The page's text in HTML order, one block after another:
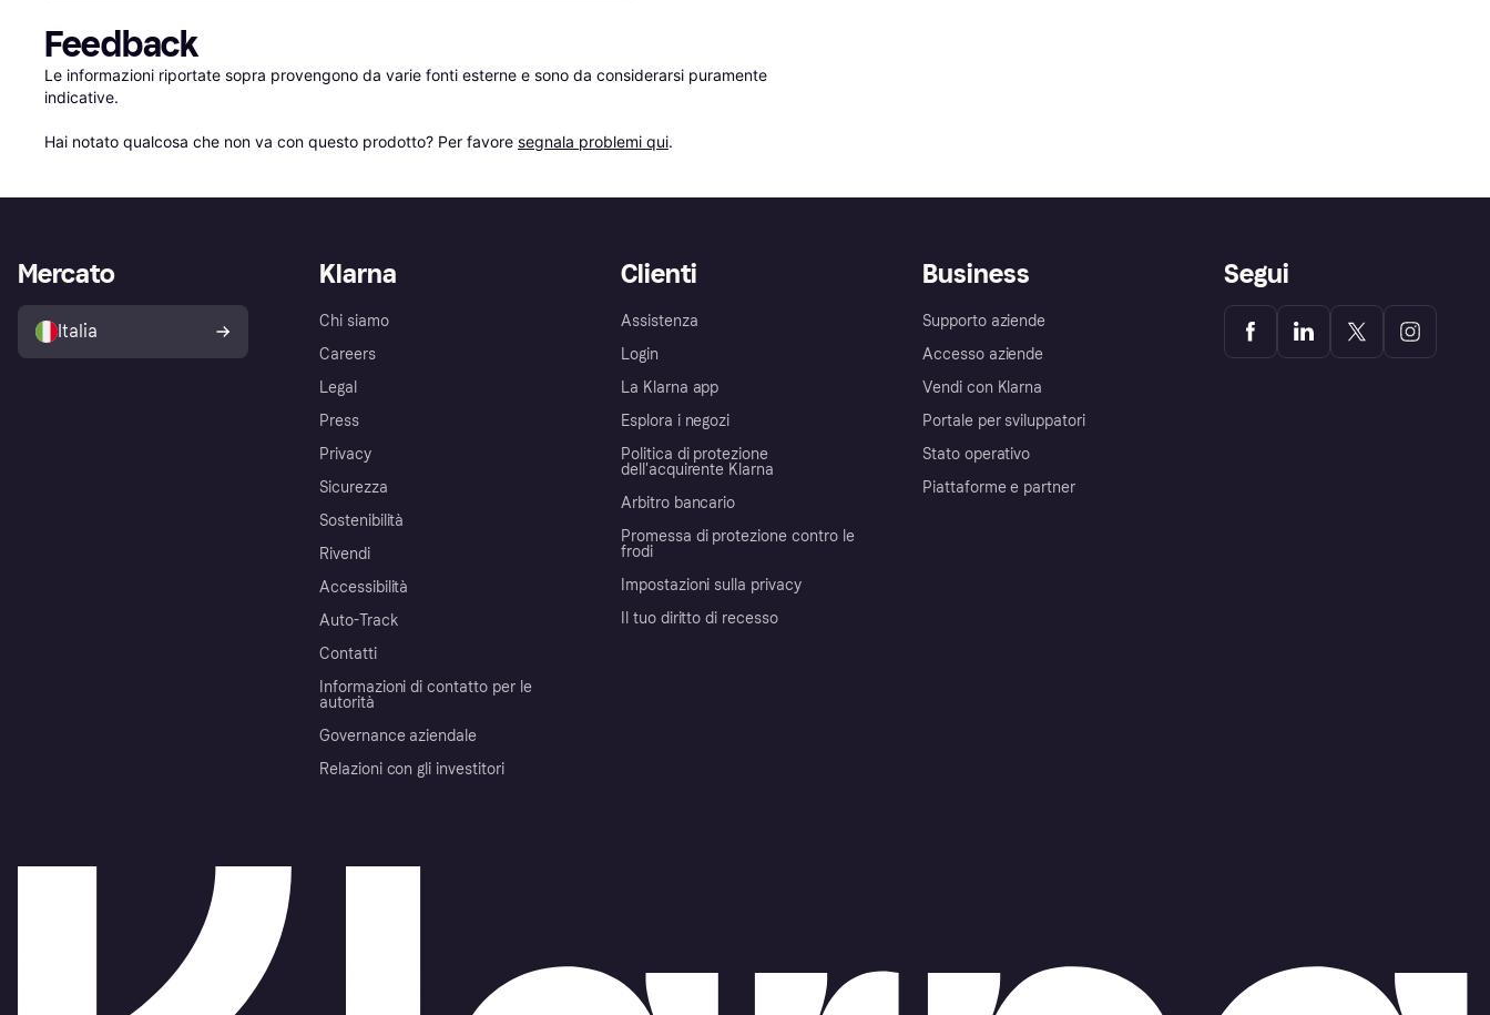
Feedback
Le informazioni riportate sopra provengono da varie fonti esterne e sono da considerarsi puramente
indicative.
Hai notato qualcosa che non va con questo prodotto? Per favore segnala problemi qui.
Klarna
Chi siamo
Careers
Legal
Press
Privacy
Sicurezza
Sostenibilità
Rivendi
Accessibilità
Auto-Track
Contatti
Informazioni di contatto per le
autorità
Governance aziendale
Relazioni con gli investitori
Clienti
Assistenza
Login
La Klarna app
Esplora i negozi
Politica di protezione
dell'acquirente Klarna
Arbitro bancario
Promessa di protezione contro le
frodi
Impostazioni sulla privacy
Il tuo diritto di recesso
Business
Supporto aziende
Accesso aziende
Vendi con Klarna
Portale per sviluppatori
Stato operativo
Piattaforme e partner
Mercato
Italia
Segui